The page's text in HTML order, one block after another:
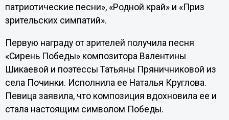
патриотические песни», «Родной край» и «Приз
зрительских симпатий».
Первую награду от зрителей получила песня
«Сирень Победы» композитора Валентины
Шикаевой и поэтессы Татьяны Пряничниковой из
села Починки. Исполнила ее Наталья Круглова.
Певица заявила, что композиция вдохновила ее и
стала настоящим символом Победы.